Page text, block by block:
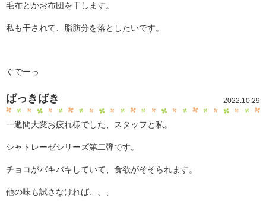
毛布とかお布団を干します。
私も干されて、脂肪分を落としたいです。
ぐでーっ
2022.10.29
ばっきばき
一週間大変お疲れ様でした、スタッフと私。
シャトレーゼシリーズ第二弾です。
チョコがバキバキしていて、食欲がそそられます。
他の味も試さなければ、、、